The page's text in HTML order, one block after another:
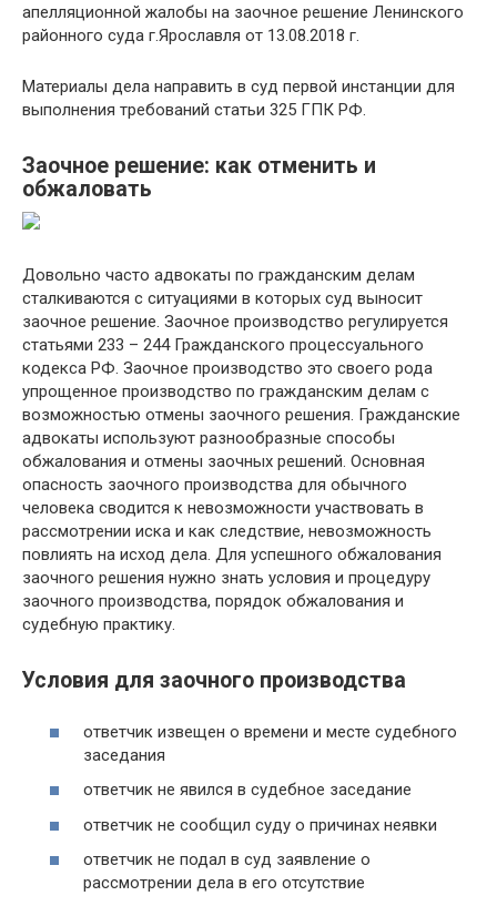
апелляционной жалобы на заочное решение Ленинского
районного суда г.Ярославля от 13.08.2018 г.
Материалы дела направить в суд первой инстанции для
выполнения требований статьи 325 ГПК РФ.
Заочное решение: как отменить и
обжаловать
Довольно часто адвокаты по гражданским делам
сталкиваются с ситуациями в которых суд выносит
заочное решение. Заочное производство регулируется
статьями 233 – 244 Гражданского процессуального
кодекса РФ. Заочное производство это своего рода
упрощенное производство по гражданским делам с
возможностью отмены заочного решения. Гражданские
адвокаты используют разнообразные способы
обжалования и отмены заочных решений. Основная
опасность заочного производства для обычного
человека сводится к невозможности участвовать в
рассмотрении иска и как следствие, невозможность
повлиять на исход дела. Для успешного обжалования
заочного решения нужно знать условия и процедуру
заочного производства, порядок обжалования и
судебную практику.
Условия для заочного производства
ответчик извещен о времени и месте судебного
заседания
ответчик не явился в судебное заседание
ответчик не сообщил суду о причинах неявки
ответчик не подал в суд заявление о
рассмотрении дела в его отсутствие